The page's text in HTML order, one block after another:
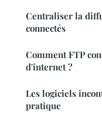
Centraliser la
connectés
Comment FTP
d'internet ?
Les logiciels
pratique